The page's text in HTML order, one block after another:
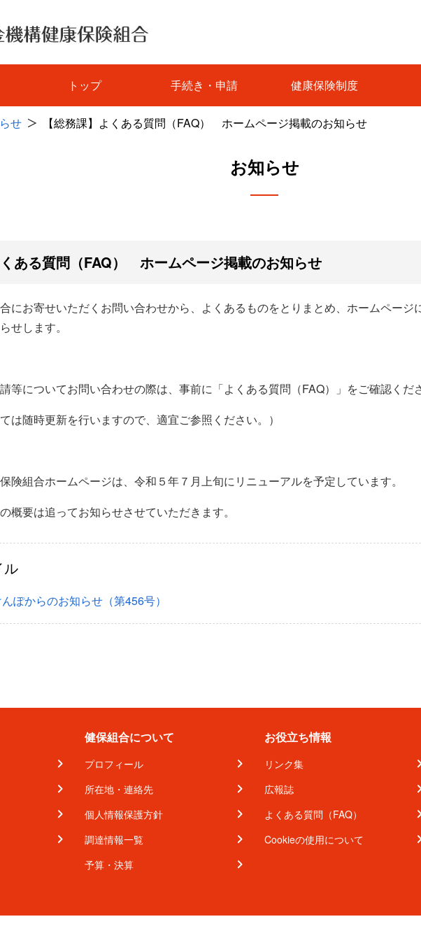
トップ 手続き・申請 健康保険制度
せ 【総務課】よくある質問（FAQ） ホームページ掲載のお知らせ
お知らせ
くある質問（FAQ） ホームページ掲載のお知らせ
にお寄せいただくお問い合わせから、よくあるものをとりまとめ、ホームページ
せします。
等についてお問い合わせの際は、事前に「よくある質問（FAQ）」をご確認くだ
ては随時更新を行いますので、適宜ご参照ください。）
険組合ホームページは、令和５年７月上旬にリニューアルを予定しています。
概要は追ってお知らせさせていただきます。
ル
ぽからのお知らせ（第456号）
健保組合について
プロフィール
所在地・連絡先
個人情報保護方針
調達情報一覧
予算・決算
お役立ち情報
リンク集
広報誌
よくある質問（FAQ）
Cookieの使用について